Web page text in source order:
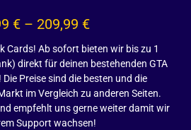
€ – 209,99 €
Cards! Ab sofort bieten wir bis zu 1
direkt für deinen bestehenden GTA
Preise sind die besten und die
im Vergleich zu anderen Seiten.
empfehlt uns gerne weiter damit wir
Support wachsen!